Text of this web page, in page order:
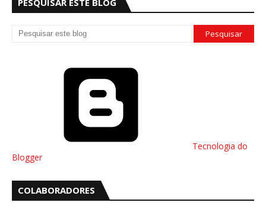
PESQUISAR ESTE BLOG
Tecnologia do
Blogger
COLABORADORES